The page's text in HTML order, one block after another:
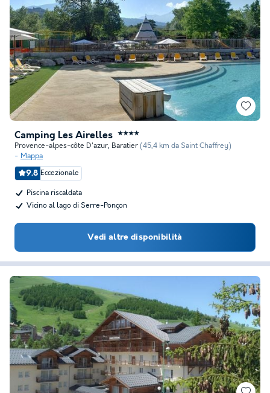
Camping Les Airelles ★★★★
Provence-alpes-côte D'azur, Baratier (45,4 km da Saint Chaffrey)
Mappa
9.8 Eccezionale
Piscina riscaldata
Vicino al lago di Serre-Ponçon
Vedi altre disponibilità